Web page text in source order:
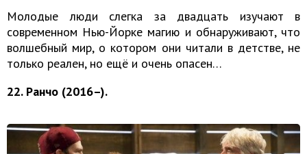
Молодые люди слегка за двадцать изучают в
современном Нью-Йорке магию и обнаруживают, что
волшебный мир, о котором они читали в детстве, не
только реален, но ещё и очень опасен…
22. Ранчо (2016–).